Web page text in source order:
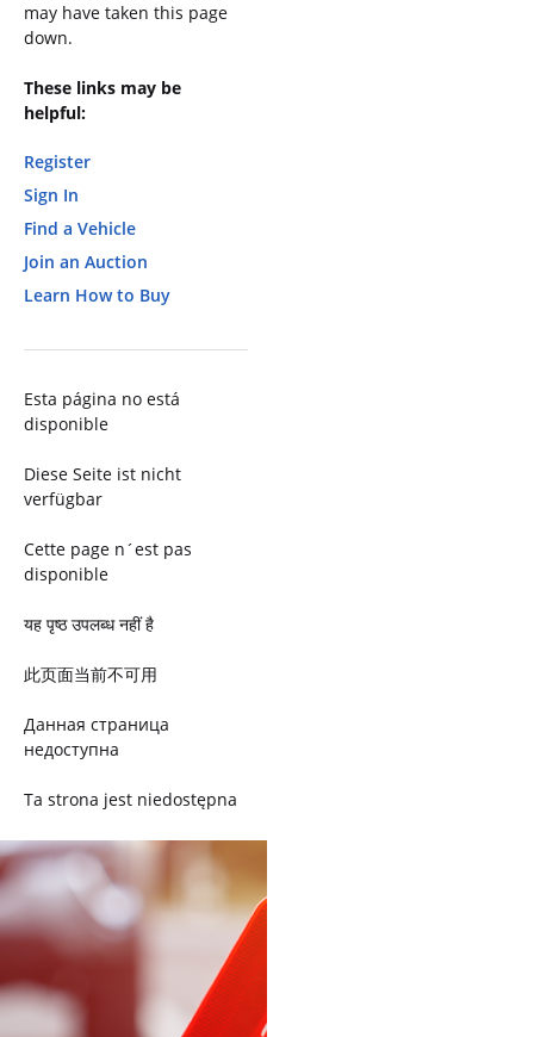
may have taken this page
down.
These links may be
helpful:
Register
Sign In
Find a Vehicle
Join an Auction
Learn How to Buy
Esta página no está
disponible
Diese Seite ist nicht
verfügbar
Cette page n´est pas
disponible
यह पृष्ठ उपलब्ध नहीं है
此页面当前不可用
Данная страница
недоступна
Ta strona jest niedostępna
Trang này không có
Esta página não está
disponível
このページは現在利用できま
せん